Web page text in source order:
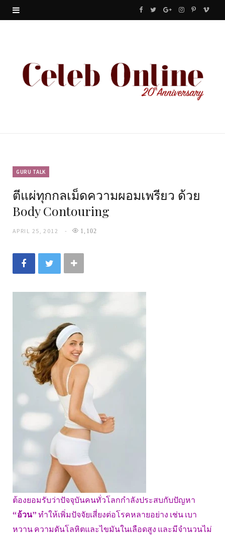
F
e
b
T
t
G
g
l
I
t
a
P
t
e
V
GURU TALK
ตีแผ่ทุกกลเม็ดความผอมเพรียว ด้วย
Body Contouring
APRIL 25, 2012 1,102
ต้องยอมรับว่าปัจจุบันคนทั่วโลกกำลังประสบกับปัญหา
“อ้วน” ทำให้เพิ่มปัจจัยเสี่ยงต่อโรคหลายอย่าง เช่น เบา
หวาน ความดันโลหิตและไขมันในเลือดสูง และมีจำนวนไม่